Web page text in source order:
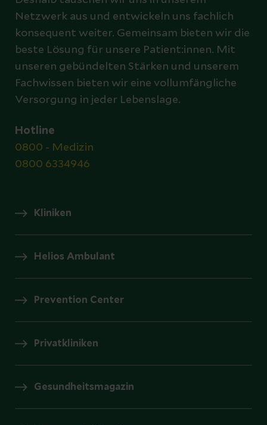
Netzwerk aus und entwickeln uns fachlich
konsequent weiter. Gemeinsam bieten wir die
beste Lösung für unsere Patient:innen. Mit
unseren gebündelten Stärken und unserem
Fachwissen bieten wir eine vollumfängliche
Versorgung in jeder Lebenslage.
Hotline
0800 - Medizin
0800 6334946
Kliniken
Helios Ambulant
Prevention Center
Privatkliniken
Gesundheitsmagazin